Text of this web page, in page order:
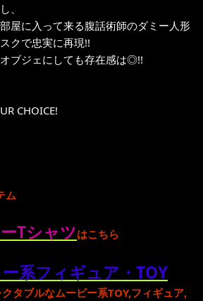
、
屋に入って来る腹話術師のダミー人形
クで忠実に再現!!
ブジェにしても存在感は◎!!
CHOICE!
ム
Tシャツはこちら
系フィギュア・TOY
タブルなムービー系TOY,フィギュア,